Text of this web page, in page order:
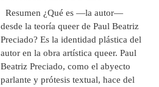
Resumen ¿Qué es —la autor—
desde la teoría queer de Paul Beatriz
Preciado? Es la identidad plástica del
autor en la obra artística queer. Paul
Beatriz Preciado, como el abyecto
parlante y prótesis textual, hace del